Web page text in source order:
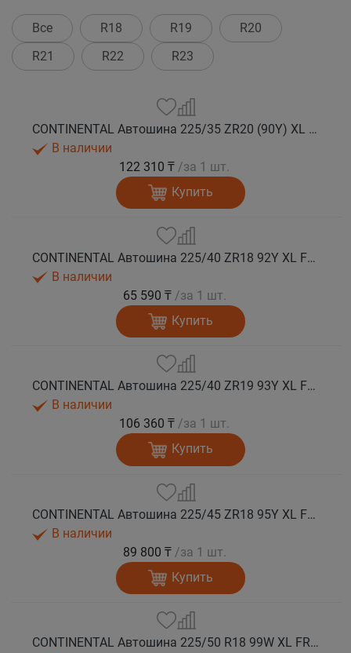
Все R18 R19
R20
R21
R22 R23
CONTINENTAL Автошина 225/35 ZR20 (90Y) XL FR SportContact 7 лето
В наличии
122 310 ₸ /за 1 шт.
Купить
CONTINENTAL Автошина 225/40 ZR18 92Y XL FR SportContact 7 лето
В наличии
65 590 ₸ /за 1 шт.
Купить
CONTINENTAL Автошина 225/40 ZR19 93Y XL FR SportContact 7 лето
В наличии
106 360 ₸ /за 1 шт.
Купить
CONTINENTAL Автошина 225/45 ZR18 95Y XL FR SportContact 7 лето
В наличии
89 800 ₸ /за 1 шт.
Купить
CONTINENTAL Автошина 225/50 R18 99W XL FR SportContact 7 * лето